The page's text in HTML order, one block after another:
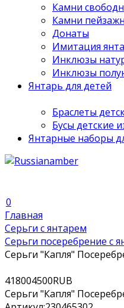
Камни
Камни
Донаты
Имитация
Инклюзы
Инклюзы
Янтарь для детей
Браслеты
Бусы детские
Янтарные наборы
0
Главная
Серьги с янтарем
Серьги посеребрение с
Серьги "Капля"
418004500RUB
Серьги "Капля"